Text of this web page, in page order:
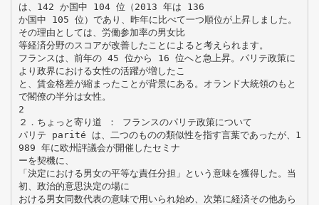
は、142 か国中 104 位（2013 年は 136
か国中 105 位）であり、昨年に比べて一つ順位が上昇しました。
その理由としては、労働参加率の男女比
等経済分野のスコアが改善したことによると考えられます。
フランスは、前年の 45 位から 16 位へと急上昇。パリテ政策に
より政界における女性の活躍が増したこ
と、賃金格差が縮まったことが背景にある。オランド大統領のもと
で閣僚の半分は女性。
2
２．ちょっと寄り道 ： フランスのパリテ政策について
パリテ parité は、二つのものの類似性を指す言葉であったが、1
989 年に欧州評議会が開催したセミナ
ーを契機に、
「決定における男女の平等な責任分担」という意味を獲得した。当
初、政治的意思決定の場に
おける男女同数代表の意味で用いられ始め、次第に経済その他あら